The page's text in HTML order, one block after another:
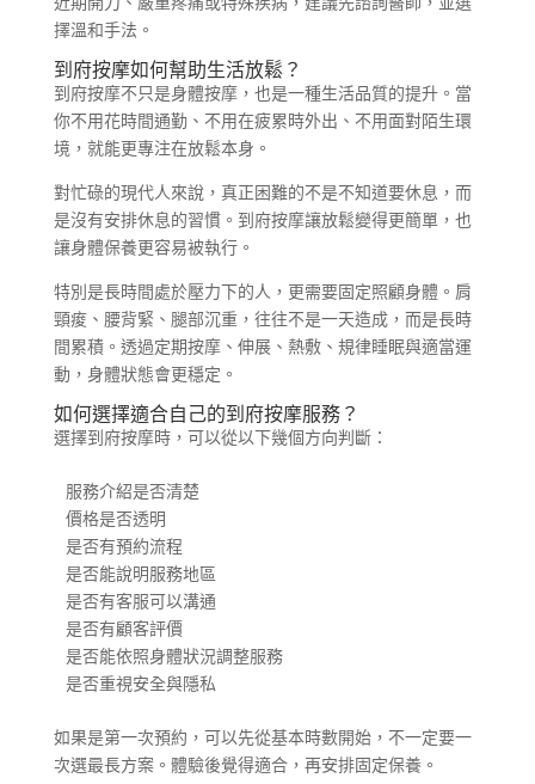
擇溫和手法。
到府按摩如何幫助生活放鬆？
到府按摩不只是身體按摩，也是一種生活品質的提升。當
你不用花時間通勤、不用在疲累時外出、不用面對陌生環
境，就能更專注在放鬆本身。
對忙碌的現代人來說，真正困難的不是不知道要休息，而
是沒有安排休息的習慣。到府按摩讓放鬆變得更簡單，也
讓身體保養更容易被執行。
特別是長時間處於壓力下的人，更需要固定照顧身體。肩
頸痠、腰背緊、腿部沉重，往往不是一天造成，而是長時
間累積。透過定期按摩、伸展、熱敷、規律睡眠與適當運
動，身體狀態會更穩定。
如何選擇適合自己的到府按摩服務？
選擇到府按摩時，可以從以下幾個方向判斷：
服務介紹是否清楚
價格是否透明
是否有預約流程
是否能說明服務地區
是否有客服可以溝通
是否有顧客評價
是否能依照身體狀況調整服務
是否重視安全與隱私
如果是第一次預約，可以先從基本時數開始，不一定要一
次選最長方案。體驗後覺得適合，再安排固定保養。